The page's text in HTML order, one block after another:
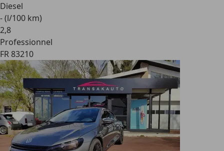
Diesel
- (l/100 km)
2,8
Professionnel
FR 83210